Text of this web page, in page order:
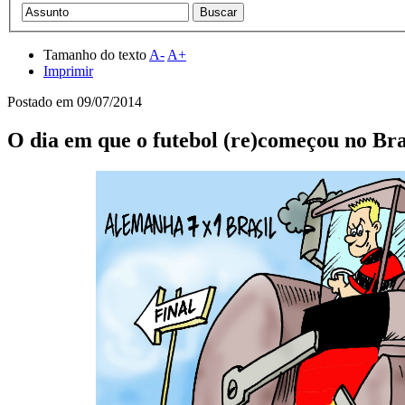
Tamanho do texto A- A+
Imprimir
Postado em 09/07/2014
O dia em que o futebol (re)começou no